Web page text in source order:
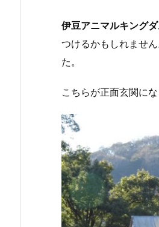
伊豆アニマルキング
つけるかもしれませ
た。
こちらが正面玄関に